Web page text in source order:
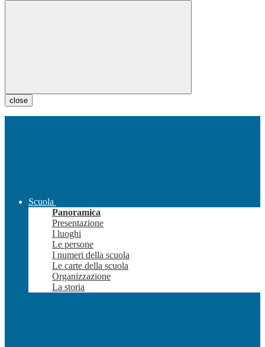
close
Scuola
Panoramica
Presentazione
I luoghi
Le persone
I numeri della scuola
Le carte della scuola
Organizzazione
La storia